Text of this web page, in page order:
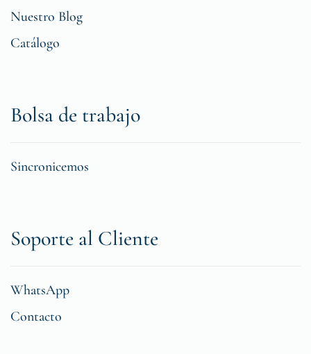
Nuestro Blog
Catálogo
Bolsa de trabajo
Sincronicemos
Soporte al Cliente
WhatsApp
Contacto